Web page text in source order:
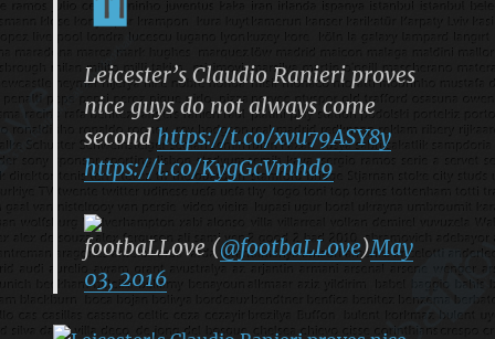
Leicester’s Claudio Ranieri proves
nice guys do not always come
second https://t.co/xvu79ASY8y
https://t.co/KygGcVmhd9
footbaLLove (@footbaLLove)May
03, 2016